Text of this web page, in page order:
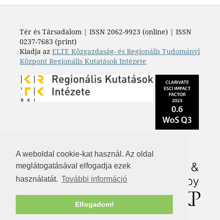
A weboldal cookie-kat használ. Az oldal
meglátogatásával elfogadja ezek
használatát. További információ
Elfogadom!
Tér és Társadalom | ISSN 2062-9923 (online) | ISSN
0237-7683 (print)
Kiadja az ELTE Közgazdaság- és Regionális Tudományi
Központ Regionális Kutatások Intézete